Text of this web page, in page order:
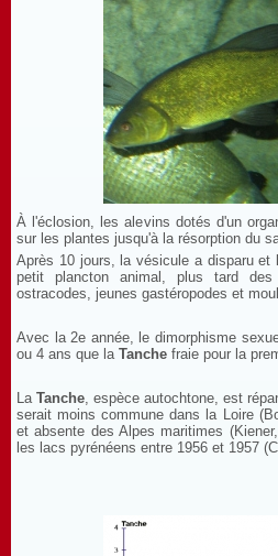
À l'éclosion, les alevins dotés d'un
sur les plantes jusqu'à la résorption du
Après 10 jours, la vésicule a disparu et
petit plancton animal, plus tard
ostracodes, jeunes gastéropodes et
Avec la 2e année, le dimorphisme
ou 4 ans que la Tanche fraie pour la
La Tanche , espèce autochtone, est
serait moins commune dans la Loire
et absente des Alpes maritimes
les lacs pyrénéens entre 1956 et 1957